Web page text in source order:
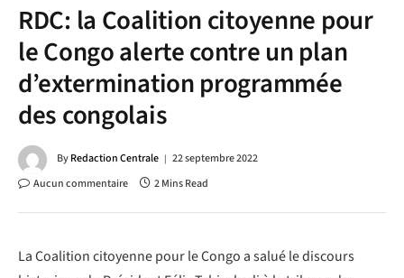
RDC: la Coalition citoyenne pour
le Congo alerte contre un plan
d’extermination programmée
des congolais
ByRedaction Centrale
22 septembre 2022
Aucun commentaire
2 Mins Read
La Coalition citoyenne pour le Congo a salué le discours